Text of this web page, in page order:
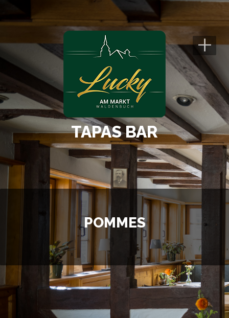
TAPAS BAR
+
POMMES